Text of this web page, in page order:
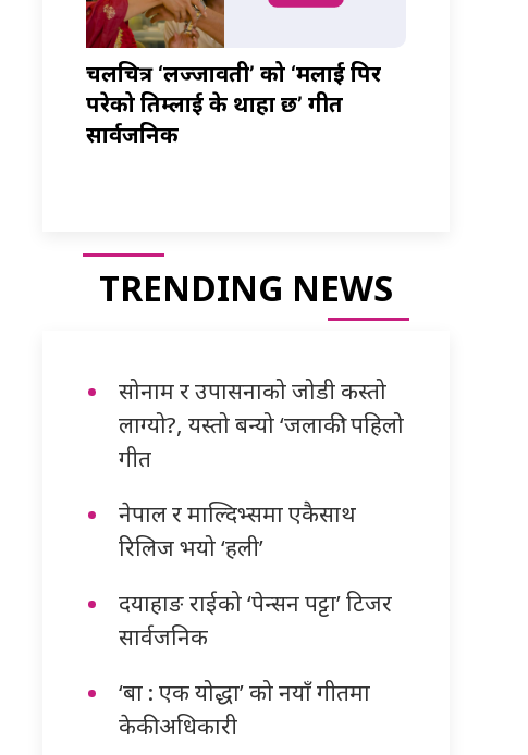
चलचित्र ‘लज्जावती’ को ‘मलाई पिर
परेको तिम्लाई के थाहा छ’ गीत
सार्वजनिक
TRENDING NEWS
सोनाम र उपासनाको जोडी कस्तो
लाग्यो?, यस्तो बन्यो ‘जलाकी’ पहिलो
गीत
नेपाल र माल्दिभ्समा एकैसाथ
रिलिज भयो ‘हली’
दयाहाङ राईको ‘पेन्सन पट्टा’ टिजर
सार्वजनिक
‘बा : एक योद्धा’ को नयाँ गीतमा
केकी अधिकारी